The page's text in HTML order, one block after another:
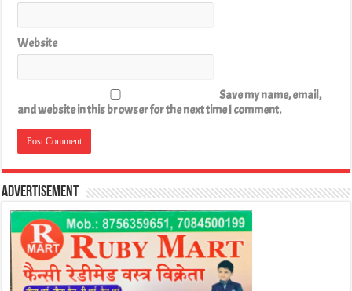
Website
Save my name, email,
and website in this browser for the next time I comment.
Advertisement